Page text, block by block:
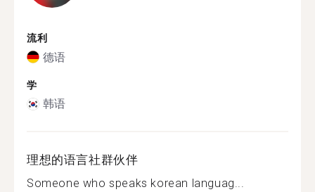
流利
德语
学
韩语
理想的语言社群伙伴
Someone who speaks korean languag...